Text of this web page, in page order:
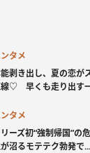
タメ
剥き出し、夏の恋
♡ 早くも走り出す
タメ
ーズ初“強制帰国”
沼るモテテク勃発で...